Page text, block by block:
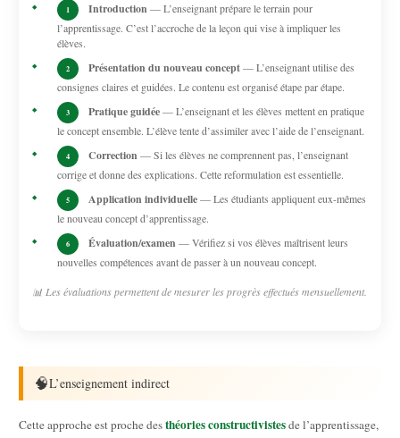
1 Introduction — L’enseignant prépare le terrain pour
l’apprentissage. C’est l’accroche de la leçon qui vise à impliquer les
élèves.
2 Présentation du nouveau concept— L’enseignant utilise des
consignes claires et guidées. Le contenu est organisé étape par étape.
3 Pratique guidée— L’enseignant et les élèves mettent en pratique
le concept ensemble. L’élève tente d’assimiler avec l’aide de l’enseignant.
4 Correction — Si les élèves ne comprennent pas, l’enseignant
corrige et donne des explications. Cette reformulation est essentielle.
5 Application individuelle— Les étudiants appliquent eux-mêmes
le nouveau concept d’apprentissage.
6 Évaluation/examen — Vérifiez si vos élèves maîtrisent leurs
nouvelles compétences avant de passer à un nouveau concept.
📊 Les évaluations permettent de mesurer les progrès effectués mensuellement.
🧠L’enseignement indirect
Cette approche est proche desthéories constructivistesde l’apprentissage,